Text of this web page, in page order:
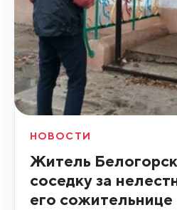
НОВОСТИ
Житель
соседку за
его сожительнице